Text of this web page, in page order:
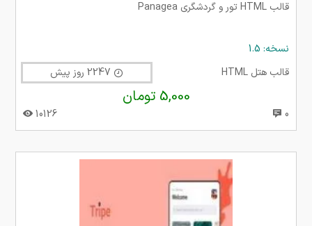
قالب HTML تور و گردشگری Panagea
نسخه: 1.5
قالب هتل HTML
5,000 تومان
0
10126